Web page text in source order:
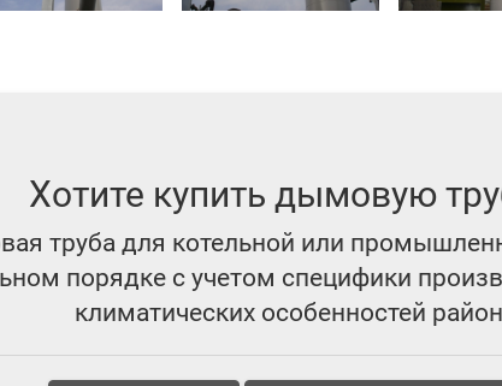
Хотите купить дымовую
труба для котельной или
порядке с учетом специфики
климатических особенностей